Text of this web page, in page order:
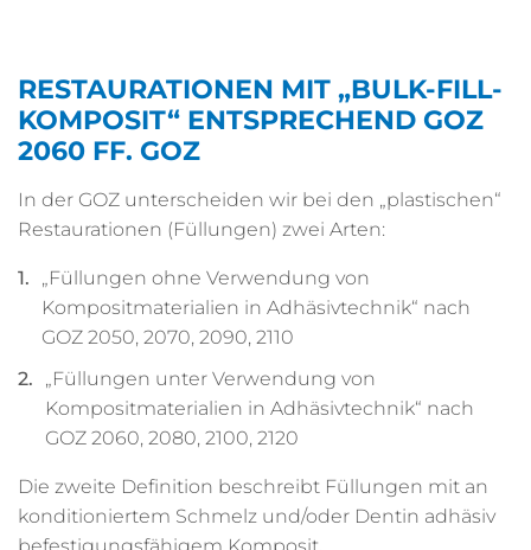
RESTAURATIONEN MIT „BULK-FILL-
KOMPOSIT“ ENTSPRECHEND GOZ
2060 FF. GOZ
In der GOZ unterscheiden wir bei den „plastischen“
Restaurationen (Füllungen) zwei Arten:
„Füllungen ohne Verwendung von
Kompositmaterialien in Adhäsivtechnik“ nach
GOZ 2050, 2070, 2090, 2110
„Füllungen unter Verwendung von
Kompositmaterialien in Adhäsivtechnik“ nach
GOZ 2060, 2080, 2100, 2120
Die zweite Definition beschreibt Füllungen mit an
konditioniertem Schmelz und/oder Dentin adhäsiv